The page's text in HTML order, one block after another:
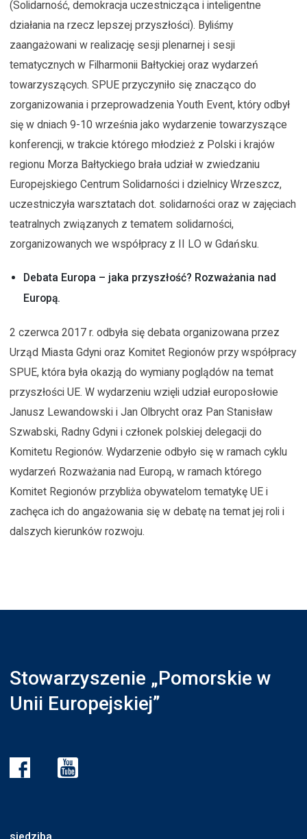
(Solidarność, demokracja uczestnicząca i inteligentne
działania na rzecz lepszej przyszłości). Byliśmy
zaangażowani w realizację sesji plenarnej i sesji
tematycznych w Filharmonii Bałtyckiej oraz wydarzeń
towarzyszących. SPUE przyczyniło się znacząco do
zorganizowania i przeprowadzenia Youth Event, który odbył
się w dniach 9-10 września jako wydarzenie towarzyszące
konferencji, w trakcie którego młodzież z Polski i krajów
regionu Morza Bałtyckiego brała udział w zwiedzaniu
Europejskiego Centrum Solidarności i dzielnicy Wrzeszcz,
uczestniczyła warsztatach dot. solidarności oraz w zajęciach
teatralnych związanych z tematem solidarności,
zorganizowanych we współpracy z II LO w Gdańsku.
Debata Europa – jaka przyszłość? Rozważania nad
Europą.
2 czerwca 2017 r. odbyła się debata organizowana przez
Urząd Miasta Gdyni oraz Komitet Regionów przy współpracy
SPUE, która była okazją do wymiany poglądów na temat
przyszłości UE. W wydarzeniu wzięli udział europosłowie
Janusz Lewandowski i Jan Olbrycht oraz Pan Stanisław
Szwabski, Radny Gdyni i członek polskiej delegacji do
Komitetu Regionów. Wydarzenie odbyło się w ramach cyklu
wydarzeń Rozważania nad Europą, w ramach którego
Komitet Regionów przybliża obywatelom tematykę UE i
zachęca ich do angażowania się w debatę na temat jej roli i
dalszych kierunków rozwoju.
Stowarzyszenie „Pomorskie w
Unii Europejskiej”